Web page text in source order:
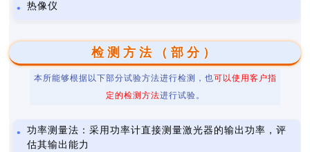
热像仪
检测方法（部分）
本所能够根据以下部分试验方法进行检测，也可以使用客户指
定的检测方法进行试验。
功率测量法：采用功率计直接测量激光器的输出功率，评
估其输出能力